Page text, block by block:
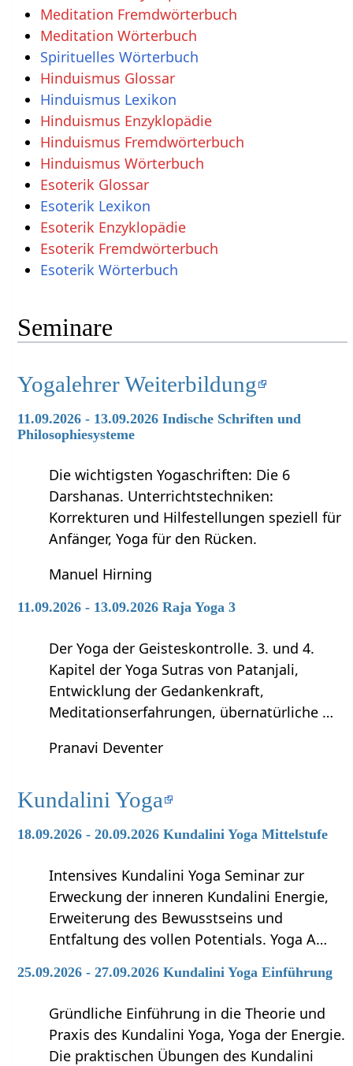
Meditation Fremdwörterbuch
Meditation Wörterbuch
Spirituelles Wörterbuch
Hinduismus Glossar
Hinduismus Lexikon
Hinduismus Enzyklopädie
Hinduismus Fremdwörterbuch
Hinduismus Wörterbuch
Esoterik Glossar
Esoterik Lexikon
Esoterik Enzyklopädie
Esoterik Fremdwörterbuch
Esoterik Wörterbuch
Seminare
Yogalehrer Weiterbildung
11.09.2026 - 13.09.2026 Indische Schriften und
Philosophiesysteme
Die wichtigsten Yogaschriften: Die 6
Darshanas. Unterrichtstechniken:
Korrekturen und Hilfestellungen speziell für
Anfänger, Yoga für den Rücken.
Manuel Hirning
11.09.2026 - 13.09.2026 Raja Yoga 3
Der Yoga der Geisteskontrolle. 3. und 4.
Kapitel der Yoga Sutras von Patanjali,
Entwicklung der Gedankenkraft,
Meditationserfahrungen, übernatürliche …
Pranavi Deventer
Kundalini Yoga
18.09.2026 - 20.09.2026 Kundalini Yoga Mittelstufe
Intensives Kundalini Yoga Seminar zur
Erweckung der inneren Kundalini Energie,
Erweiterung des Bewusstseins und
Entfaltung des vollen Potentials. Yoga A…
25.09.2026 - 27.09.2026 Kundalini Yoga Einführung
Gründliche Einführung in die Theorie und
Praxis des Kundalini Yoga, Yoga der Energie.
Die praktischen Übungen des Kundalini